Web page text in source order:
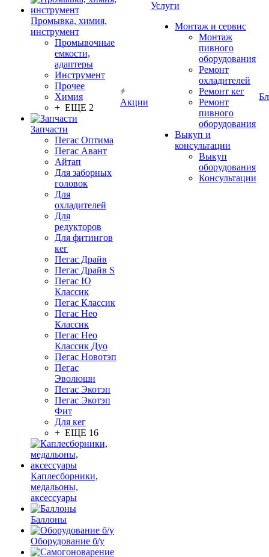
Промывка, химия,
инструмент
Промывочные
емкости,
адаптеры
Инструмент
Прочее
Химия
+ ЕЩЕ 2
Запчасти
Пегас Оптима
Пегас Авант
Айтап
Для заборных
головок
Для
охладителей
Для
редукторов
Для фитингов
кег
Пегас Драйв
Пегас Драйв S
Пегас Ю
Классик
Пегас Классик
Пегас Нео
Классик
Пегас Нео
Классик Дуо
Пегас Новотэп
Пегас
Эволюшн
Пегас Экотэп
Пегас Экотэп
Фит
Для кег
+ ЕЩЕ 16
Каплесборники,
медальоны,
аксессуары
Баллоны
Оборудование б/у
Акции
Услуги
Монтаж и сервис
Монтаж
пивного
оборудования
Ремонт
охладителей
Ремонт кег
Ремонт
пивного
оборудования
Выкуп и
консультации
Выкуп
оборудования
Консультации